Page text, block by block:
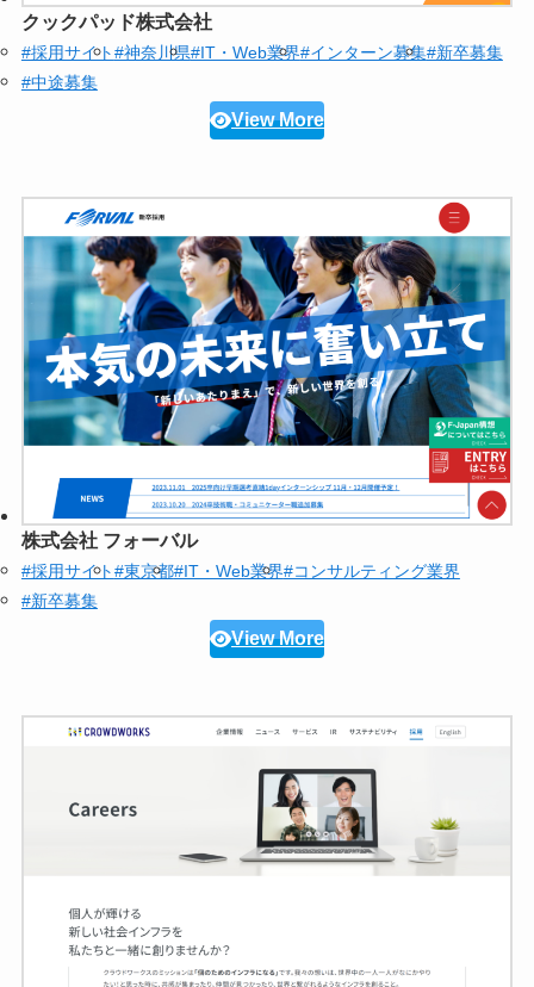
クックパッド株式会社
#採用サイト#神奈川県#IT・Web業界#インターン募集#新卒募集
#中途募集
View More
株式会社 フォーバル
#採用サイト#東京都#IT・Web業界#コンサルティング業界
#新卒募集
View More